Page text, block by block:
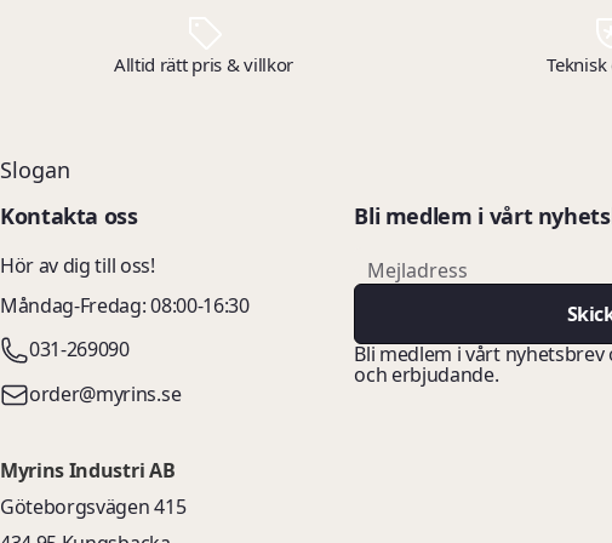
Alltid rätt pris & villkor
Slogan
Kontakta oss
Hör av dig till oss!
Måndag-Fredag: 08:00-16:30
031-269090
order@myrins.se
Myrins Industri AB
Göteborgsvägen 415
Bli medlem i vårt
email
Mejladress
Bli medlem i vårt
och erbjudande.